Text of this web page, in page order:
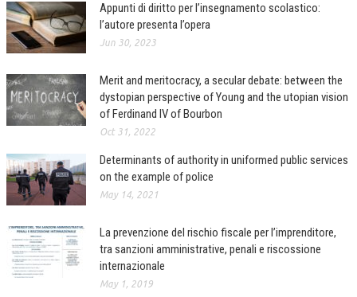
COMITATO SCIENTIFICO
COMITATO EDITORIALE
REDAZIONE
PEER REVIEW
AUTORI
COLLABORA CON NOI
ECONOMIA
CORPORATE SOCIAL RESPONSIBILITY
ECONOMIA DELL’ARTE
Appunti di diritto per l’insegnamento scolastico:
l’autore presenta l’opera
Jun 30, 2023
Merit and meritocracy, a secular debate: between the
dystopian perspective of Young and the utopian vision
of Ferdinand IV of Bourbon
Oct 31, 2022
Determinants of authority in uniformed public services
on the example of police
May 14, 2021
La prevenzione del rischio fiscale per l’imprenditore,
tra sanzioni amministrative, penali e riscossione
internazionale
May 1, 2019